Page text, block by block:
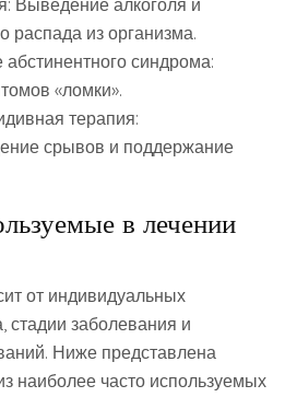
Выведение алкоголя и
распада из организма.
синдрома:
«ломки».
терапия:
срывов и поддержание
в лечении
от индивидуальных
стадии заболевания и
Ниже представлена
наиболее часто используемых